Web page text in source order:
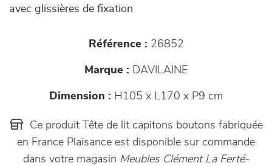
avec glissières de fixation
Référence : 26852
Marque : DAVILAINE
Dimension : H105 x L170 x P9 cm
Ce produit Tête de lit capitons boutons fabriquée
en France Plaisance est disponible sur commande
dans votre magasin Meubles Clément La Ferté-